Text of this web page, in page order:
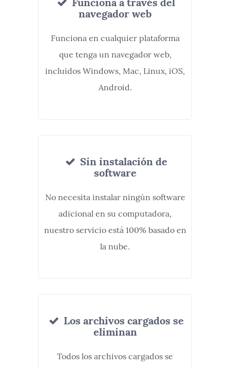
navegador web
Funciona en cualquier plataforma
que tenga un navegador web,
incluidos Windows, Mac, Linux, iOS,
Android.
Sin instalación de
software
No necesita instalar ningún software
adicional en su computadora,
nuestro servicio está 100% basado en
la nube.
Los archivos cargados se
eliminan
Todos los archivos cargados se